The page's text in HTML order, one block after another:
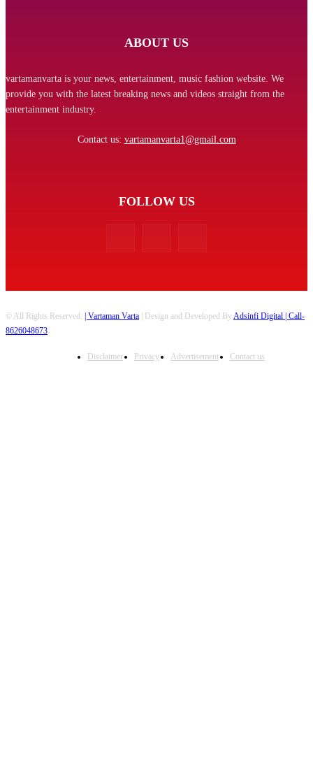
ABOUT US
vartamanvarta is your news, entertainment, music fashion website. We
provide you with the latest breaking news and videos straight from the
entertainment industry.
Contact us: vartamanvarta1@gmail.com
FOLLOW US
© All Rights Reserved. | Vartaman Varta | Design and Developed ByAdsinfi Digital | Call-
8626048673
Disclaimer Privacy Advertisement Contact us